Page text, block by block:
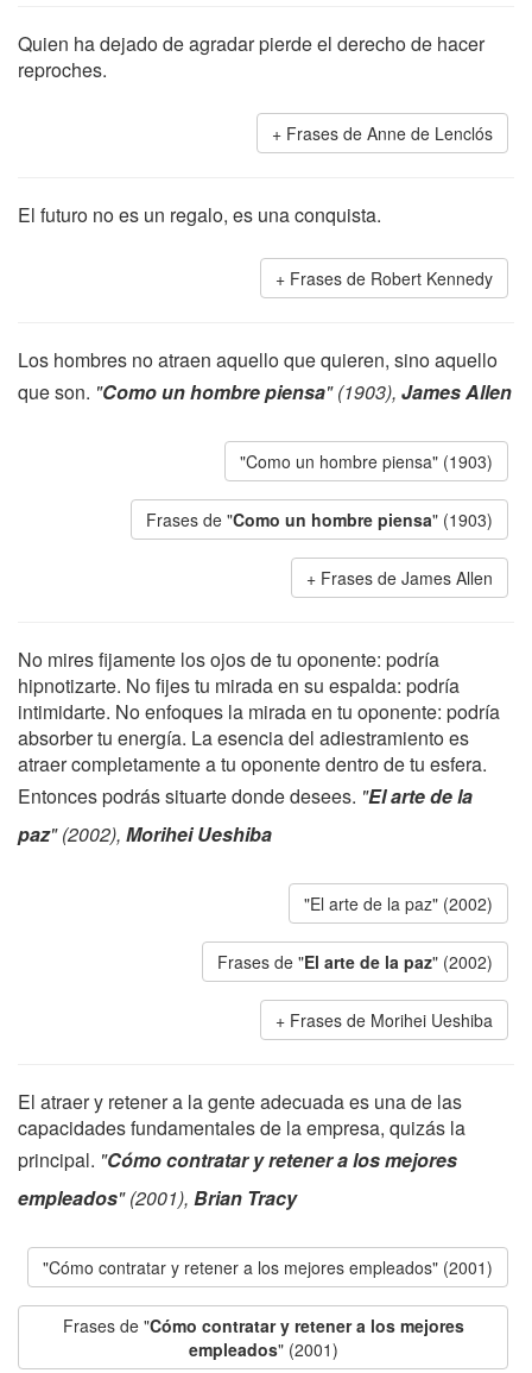
Quien ha dejado de agradar pierde el derecho de hacer
reproches.
Frases de Anne de Lenclós
El futuro no es un regalo, es una conquista.
Frases de Robert Kennedy
Los hombres no atraen aquello que quieren, sino aquello
que son. "Como un hombre piensa" (1903), James Allen
"Como un hombre piensa" (1903)
Frases de "Como un hombre piensa" (1903)
Frases de James Allen
No mires fijamente los ojos de tu oponente: podría
hipnotizarte. No fijes tu mirada en su espalda: podría
intimidarte. No enfoques la mirada en tu oponente: podría
absorber tu energía. La esencia del adiestramiento es
atraer completamente a tu oponente dentro de tu esfera.
Entonces podrás situarte donde desees. "El arte de la
paz" (2002), Morihei Ueshiba
"El arte de la paz" (2002)
Frases de "El arte de la paz" (2002)
Frases de Morihei Ueshiba
El atraer y retener a la gente adecuada es una de las
capacidades fundamentales de la empresa, quizás la
principal. "Cómo contratar y retener a los mejores
empleados" (2001), Brian Tracy
"Cómo contratar y retener a los mejores empleados" (2001)
Frases de "Cómo contratar y retener a los mejores
empleados" (2001)